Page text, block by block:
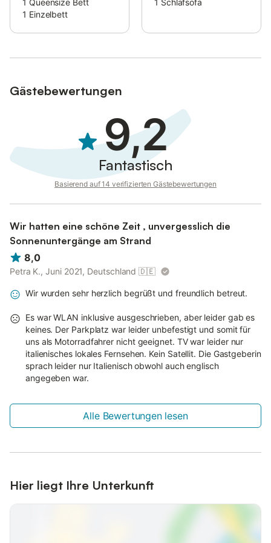
1 Queensize Bett
1 Einzelbett
1 Schlafsofa
Gästebewertungen
9,2
Fantastisch
Basierend auf 14 verifizierten Gästebewertungen
Wir hatten eine schöne Zeit , unvergesslich die
Sonnenuntergänge am Strand
8,0
Petra K., Juni 2021, Deutschland 🇩🇪
Wir wurden sehr herzlich begrüßt und freundlich betreut.
Es war WLAN inklusive ausgeschrieben, aber leider gab es
keines. Der Parkplatz war leider unbefestigt und somit für
uns als Motorradfahrer nicht geeignet. TV war leider nur
italienisches lokales Fernsehen. Kein Satellit. Die Gastgeberin
sprach leider nur Italienisch obwohl auch englisch
angegeben war.
Alle Bewertungen lesen
Hier liegt Ihre Unterkunft